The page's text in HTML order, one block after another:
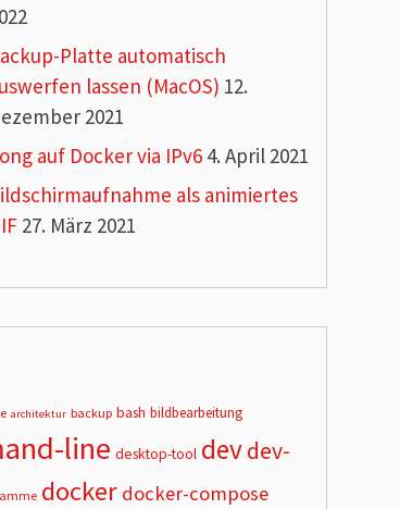
Platte automatisch
lassen (MacOS) 12.
2021
auf Docker via IPv64. April 2021
als animiertes
27. März 2021
architektur backup bash bildbearbeitung
line desktop-tool devdev-
docker docker-compose